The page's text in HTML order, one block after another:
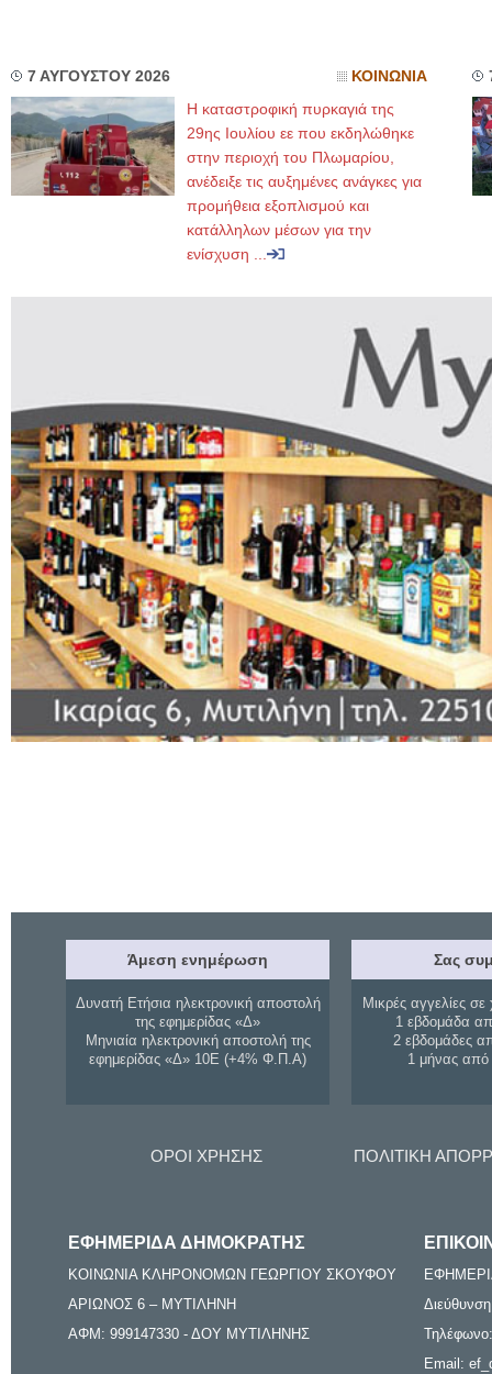
7 ΑΥΓΟΥΣΤΟΥ 2026 ΚΟΙΝΩΝΙΑ
Η καταστροφική πυρκαγιά της
29ης Ιουλίου εε που εκδηλώθηκε
στην περιοχή του Πλωμαρίου,
ανέδειξε τις αυξημένες ανάγκες για
προμήθεια εξοπλισμού και
κατάλληλων μέσων για την
ενίσχυση ...
Άμεση ενημέρωση
Δυνατή Ετήσια ηλεκτρονική αποστολή
της εφημερίδας «Δ»
Μηνιαία ηλεκτρονική αποστολή της
εφημερίδας «Δ» 10Ε (+4% Φ.Π.Α)
Σας
Μικρές αγγελίες σε
1 εβδομάδα
2 εβδομάδες
1 μήνας
ΟΡΟΙ ΧΡΗΣΗΣ ΠΟΛΙΤΙΚΗ
ΕΦΗΜΕΡΙΔΑ ΔΗΜΟΚΡΑΤΗΣ
ΚΟΙΝΩΝΙΑ ΚΛΗΡΟΝΟΜΩΝ ΓΕΩΡΓΙΟΥ ΣΚΟΥΦΟΥ
ΑΡΙΩΝΟΣ 6 – ΜΥΤΙΛΗΝΗ
ΑΦΜ: 999147330 - ΔΟΥ ΜΥΤΙΛΗΝΗΣ
Email: